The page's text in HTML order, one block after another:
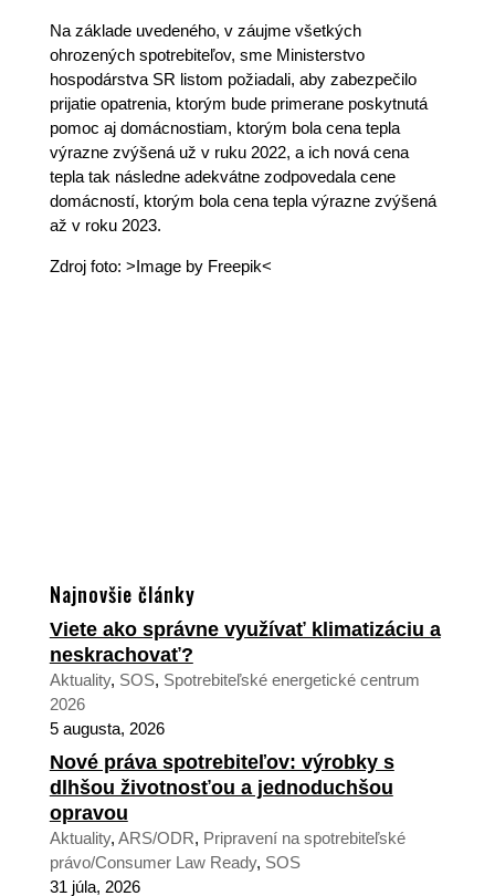
Na základe uvedeného, v záujme všetkých
ohrozených spotrebiteľov, sme Ministerstvo
hospodárstva SR listom požiadali, aby zabezpečilo
prijatie opatrenia, ktorým bude primerane poskytnutá
pomoc aj domácnostiam, ktorým bola cena tepla
výrazne zvýšená už v ruku 2022, a ich nová cena
tepla tak následne adekvátne zodpovedala cene
domácností, ktorým bola cena tepla výrazne zvýšená
až v roku 2023.
Zdroj foto: >Image by Freepik<
Najnovšie články
Viete ako správne využívať klimatizáciu a
neskrachovať?
Aktuality, SOS, Spotrebiteľské energetické centrum
2026
5 augusta, 2026
Nové práva spotrebiteľov: výrobky s
dlhšou životnosťou a jednoduchšou
opravou
Aktuality, ARS/ODR, Pripravení na spotrebiteľské
právo/Consumer Law Ready, SOS
31 júla, 2026